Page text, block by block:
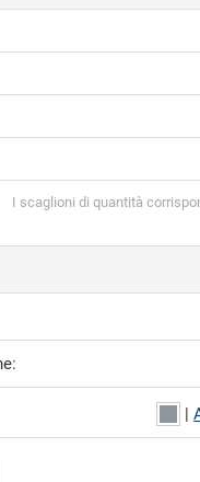
I scaglioni di quantità
|